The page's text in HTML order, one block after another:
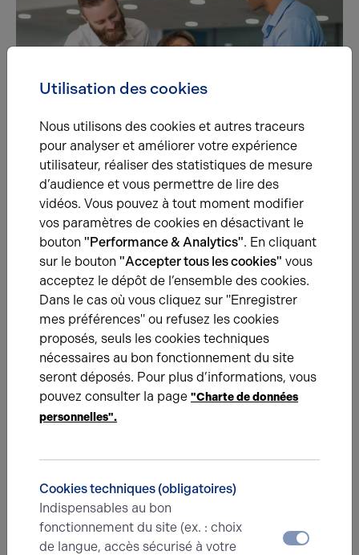
Arthur Loyd,
spécialiste
del’immobilier
professionnel
transversale
métiers de l'immobilier
d'entreprise. Arthur Loyd
Rouen ne s'arrête pas à la
L'aboutissement d'un projet
immobilier pour une
entreprise ou un futur
entrepreneurnécessite un
accompagnement.
Utilisation des cookies
Nous utilisons des cookies et autres traceurs
pour analyser et améliorer votre expérience
utilisateur, réaliser des statistiques de mesure
d’audience et vous permettre de lire des
vidéos. Vous pouvez à tout moment modifier
vos paramètres de cookies en désactivant le
bouton "Performance & Analytics". En cliquant
sur le bouton "Accepter tous les cookies" vous
acceptez le dépôt de l’ensemble des cookies.
Dans le cas où vous cliquez sur "Enregistrer
mes préférences" ou refusez les cookies
proposés, seuls les cookies techniques
nécessaires au bon fonctionnement du site
seront déposés. Pour plus d’informations, vous
pouvez consulter la page "Charte de données
personnelles".
Cookies techniques (obligatoires)
Indispensables au bon
fonctionnement du site (ex. : choix
de langue, accès sécurisé à votre